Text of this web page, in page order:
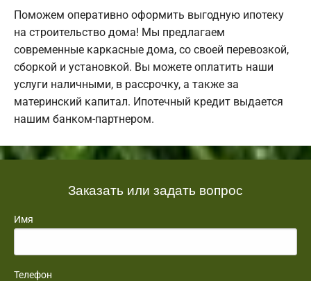
Поможем оперативно оформить выгодную ипотеку
на строительство дома! Мы предлагаем
современные каркасные дома, со своей перевозкой,
сборкой и установкой. Вы можете оплатить наши
услуги наличными, в рассрочку, а также за
материнский капитал. Ипотечный кредит выдается
нашим банком-партнером.
Заказать или задать вопрос
Имя
Телефон